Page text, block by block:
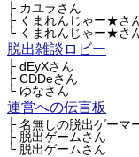
├ カユラさん
├ くまれんじゃー★さ
└ くまれんじゃー★さ
脱出雑談ロビー
├ dEyXさん
├ CDDeさん
└ ゆなさん
運営への伝言板
├ 名無しの脱出ゲーマ
├ 脱出ゲームさん
└ 脱出ゲームさん